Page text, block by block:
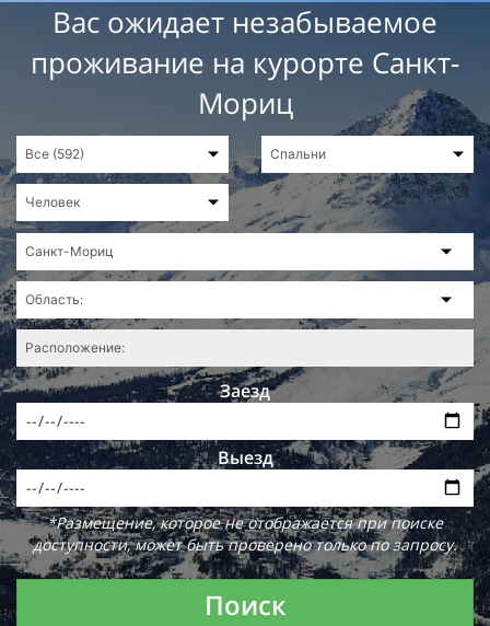
Вас ожидает незабываемое
проживание на курорте Санкт-
Мориц
Заезд
Выезд
*Размещение, которое не отображается при поиске
доступности, может быть проверено только по запросу.
Поиск